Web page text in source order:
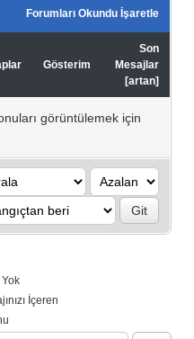
Forumları Okundu İşaretle
Gösterim
Son
Mesajlar
[artan]
görüntülemek için
İçeren